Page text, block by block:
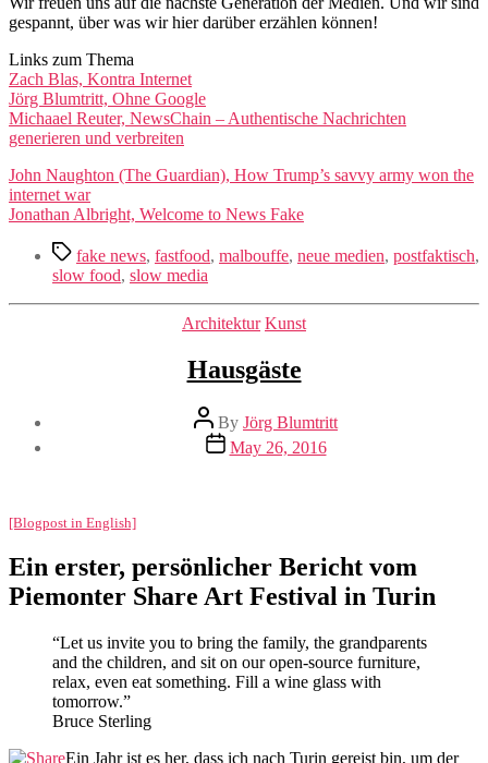
gespannt, über was wir hier darüber erzählen können!
Links zum Thema
Zach Blas, Kontra Internet
Jörg Blumtritt, Ohne Google
Michaael Reuter, NewsChain – Authentische Nachrichten
generieren und verbreiten
John Naughton (The Guardian), How Trump’s savvy army won the
internet war
Jonathan Albright, Welcome to News Fake
Tagsfake news, fastfood, malbouffe, neue medien, postfaktisch,
slow food, slow media
Categories
Architektur Kunst
Hausgäste
Post
author
By Jörg Blumtritt
Post
date
May 26, 2016
[Blogpost in English]
Ein erster, persönlicher Bericht vom
Piemonter Share Art Festival in Turin
“Let us invite you to bring the family, the grandparents
and the children, and sit on our open-source furniture,
relax, even eat something. Fill a wine glass with
tomorrow.”
Bruce Sterling
Ein Jahr ist es her, dass ich nach Turin gereist bin, um der